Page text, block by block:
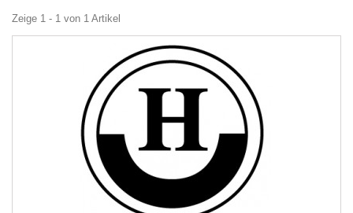
Zeige 1 - 1 von 1 Artikel